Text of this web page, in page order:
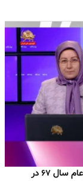
کارزارهای مقاومت ایران در بزرگداشت شهیدان قتل‌عام سال ۶۷ در